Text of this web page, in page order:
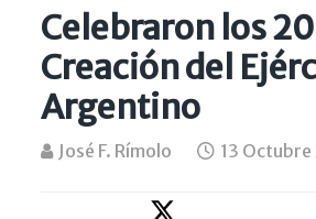
Celebraron los
Creación del
Argentino
José F. Rímolo 13 Octubre